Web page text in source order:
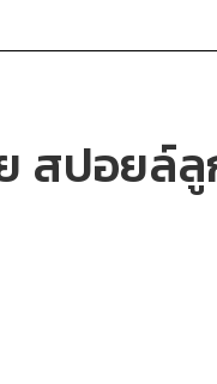
สปอยล์